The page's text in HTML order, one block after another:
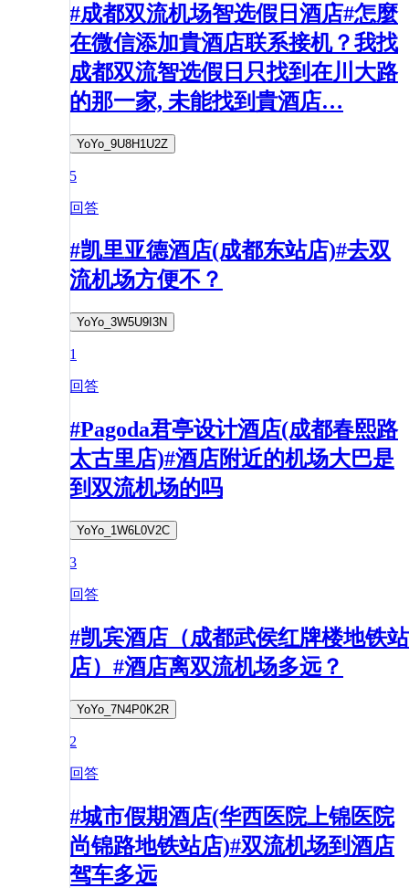
#成都双流机场智选假日酒店#怎麼
在微信添加貴酒店联系接机？我找
成都双流智选假日只找到在川大路
的那一家, 未能找到貴酒店…
YoYo_9U8H1U2Z
5
回答
#凯里亚德酒店(成都东站店)#去双
流机场方便不？
YoYo_3W5U9I3N
1
回答
#Pagoda君亭设计酒店(成都春熙路
太古里店)#酒店附近的机场大巴是
到双流机场的吗
YoYo_1W6L0V2C
3
回答
#凯宾酒店（成都武侯红牌楼地铁站
店）#酒店离双流机场多远？
YoYo_7N4P0K2R
2
回答
#城市假期酒店(华西医院上锦医院
尚锦路地铁站店)#双流机场到酒店
驾车多远